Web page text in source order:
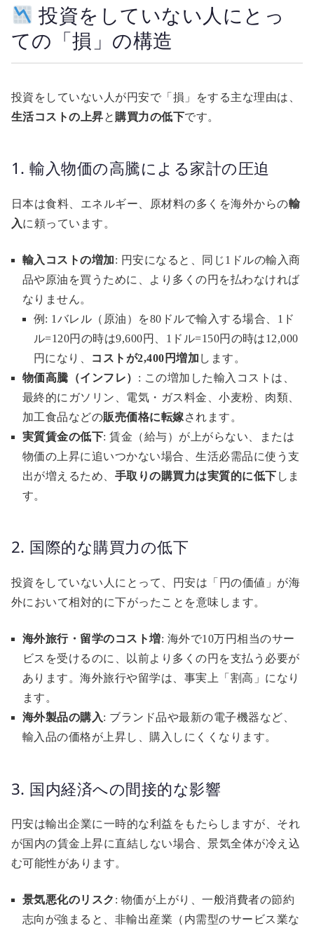
投資をしていない人にとっ
ての「損」の構造
投資をしていない人が円安で「損」をする主な理由は、
生活コストの上昇と 購買力の低下です。
1. 輸入物価の高騰による家計の圧迫
日本は食料、エネルギー、原材料の多くを海外からの輸
入に頼っています。
輸入コストの増加: 円安になると、同じ1ドルの輸入商
品や原油を買うために、より多くの円を払わなければ
なりません。
例: 1バレル（原油）を80ドルで輸入する場合、1ド
ル=120円の時は9,600円、1ドル=150円の時は12,000
円になり、 コストが2,400円増加 します。
物価高騰（インフレ） : この増加した輸入コストは、
最終的にガソリン、電気・ガス料金、小麦粉、肉類、
加工食品などの販売価格に転嫁されます。
実質賃金の低下: 賃金（給与）が上がらない、または
物価の上昇に追いつかない場合、生活必需品に使う支
出が増えるため、 手取りの購買力は実質的に低下 しま
す。
2. 国際的な購買力の低下
投資をしていない人にとって、円安は「円の価値」が海
外において相対的に下がったことを意味します。
海外旅行・留学のコスト増: 海外で10万円相当のサー
ビスを受けるのに、以前より多くの円を支払う必要が
あります。海外旅行や留学は、事実上「割高」になり
ます。
海外製品の購入: ブランド品や最新の電子機器など、
輸入品の価格が上昇し、購入しにくくなります。
3. 国内経済への間接的な影響
円安は輸出企業に一時的な利益をもたらしますが、それ
が国内の賃金上昇に直結しない場合、景気全体が冷え込
む可能性があります。
景気悪化のリスク : 物価が上がり、一般消費者の節約
志向が強まると、非輸出産業（内需型のサービス業な